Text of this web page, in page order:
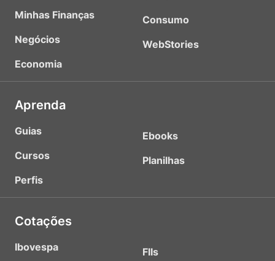
Minhas Finanças
Negócios
Economia
Consumo
WebStories
Aprenda
Guias
Cursos
Perfis
Ebooks
Planilhas
Cotações
Ibovespa
FIIs